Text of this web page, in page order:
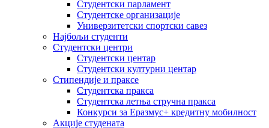
Студентски парламент
Студентске организације
Универзитетски спортски савез
Најбољи студенти
Студентски центри
Студентски центар
Студентски културни центар
Стипендије и праксе
Студентска пракса
Студентска летња стручна пракса
Конкурси за Еразмус+ кредитну мобилност
Акције студената